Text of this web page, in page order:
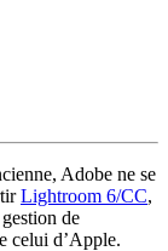
Adobe ne se
Lightroom 6/CC,
de
celui d’Apple.